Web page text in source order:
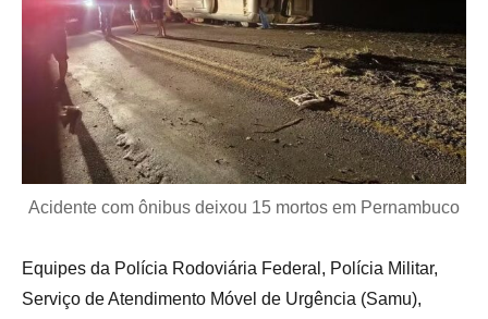
Acidente com ônibus deixou 15 mortos em Pernambuco
Equipes da Polícia Rodoviária Federal, Polícia Militar,
Serviço de Atendimento Móvel de Urgência (Samu),